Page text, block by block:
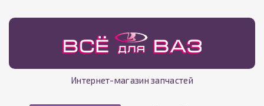
Интернет-магазин запчастей